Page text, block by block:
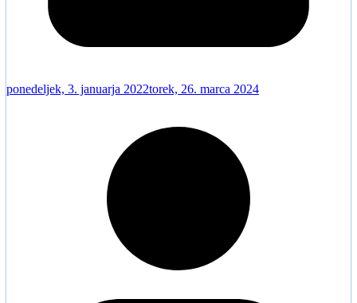
ponedeljek, 3. januarja 2022torek, 26. marca 2024